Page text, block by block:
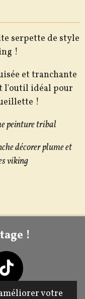
votre
serpette de style
!
et tranchante
l'outil idéal pour
!
peinture tribal
décorer plume et
viking
!
T
I